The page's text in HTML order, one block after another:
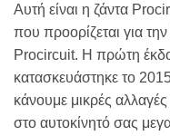
Αυτή είναι η ζάντα
που προορίζεται για
Procircuit. Η πρώτη
κατασκευάστηκε το 2015
κάνουμε μικρές
στο αυτοκίνητό σας